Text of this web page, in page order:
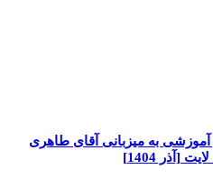
به میزبانی آقای طاهری
1404]